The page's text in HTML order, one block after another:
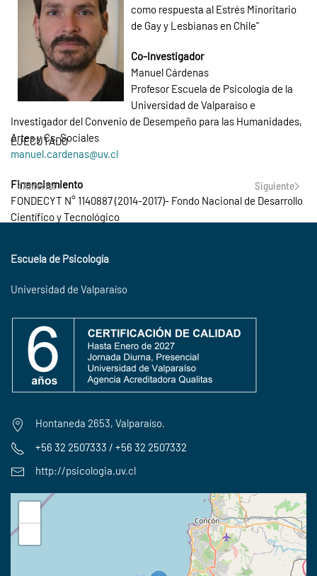
como respuesta al Estrés Minoritario
de Gay y Lesbianas en Chile"
Co-Investigador
Manuel Cárdenas
Profesor Escuela de Psicología de la
Universidad de Valparaíso e
Investigador del Convenio de Desempeño para las Humanidades,
Artes y Cs. Sociales
manuel.cardenas@uv.cl
Financiamiento
FONDECYT N° 1140887 (2014-2017)- Fondo Nacional de Desarrollo
Científico y Tecnológico
EJECUTADO
Anterior Siguiente
Escuela de Psicología
Universidad de Valparaíso
Hontaneda 2653, Valparaíso.
+56 32 2507333 / +56 32 2507332
http://psicologia.uv.cl